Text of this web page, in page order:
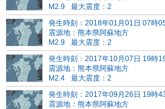
M2.9
最大震度：2
発生時刻：2018年01月01日 07時
震源地：熊本県阿蘇地方
M2.9
最大震度：2
発生時刻：2017年10月07日 19時
震源地：熊本県阿蘇地方
M2.4
最大震度：2
発生時刻：2017年09月26日 19時
震源地：熊本県阿蘇地方